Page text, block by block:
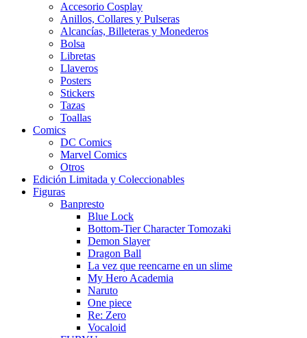
Accesorio Cosplay
Anillos, Collares y Pulseras
Alcancías, Billeteras y Monederos
Bolsa
Libretas
Llaveros
Posters
Stickers
Tazas
Toallas
Comics
DC Comics
Marvel Comics
Otros
Edición Limitada y Coleccionables
Figuras
Banpresto
Blue Lock
Bottom-Tier Character Tomozaki
Demon Slayer
Dragon Ball
La vez que reencarne en un slime
My Hero Academia
Naruto
One piece
Re: Zero
Vocaloid